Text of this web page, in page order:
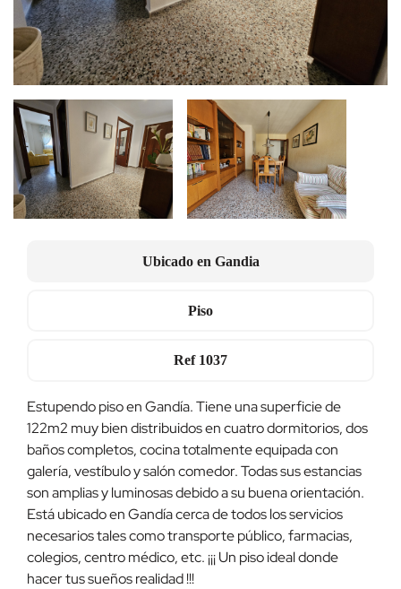
Ubicado en Gandia
Piso
Ref 1037
Estupendo piso en Gandía. Tiene una superficie de
122m2 muy bien distribuidos en cuatro dormitorios, dos
baños completos, cocina totalmente equipada con
galería, vestíbulo y salón comedor. Todas sus estancias
son amplias y luminosas debido a su buena orientación.
Está ubicado en Gandía cerca de todos los servicios
necesarios tales como transporte público, farmacias,
colegios, centro médico, etc. ¡¡¡ Un piso ideal donde
hacer tus sueños realidad !!!